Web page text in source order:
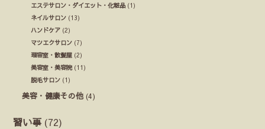
エステサロン・ダイエット・化粧品 (1)
ネイルサロン (13)
ハンドケア (2)
マツエクサロン (7)
理容室・散髪屋 (2)
美容室・美容院(11)
脱毛サロン (1)
美容・健康その他 (4)
習い事 (72)